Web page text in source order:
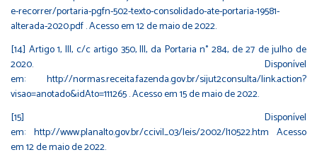
e-recorrer/portaria-pgfn-502-texto-consolidado-ate-portaria-19581-
alterada-2020.pdf. Acesso em 12 de maio de 2022.
[14] Artigo 1, III, c/c artigo 350, III, da Portaria n° 284, de 27 de julho de
2020. Disponível
em: http://normas.receita.fazenda.gov.br/sijut2consulta/link.action?
visao=anotado&idAto=111265. Acesso em 15 de maio de 2022.
[15] Disponível
em: http://www.planalto.gov.br/ccivil_03/leis/2002/l10522.htm Acesso
em 12 de maio de 2022.